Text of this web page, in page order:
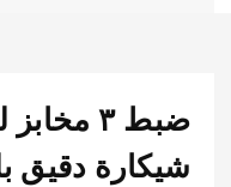
دقيق بلدي